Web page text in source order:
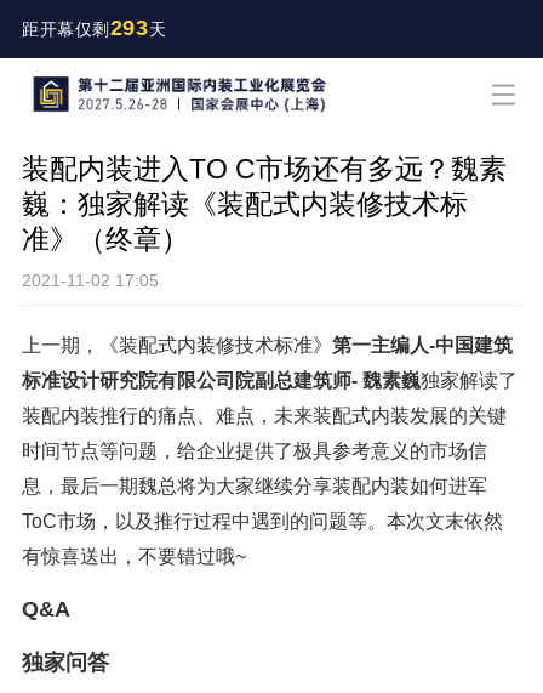
距开幕仅剩 293天
装配内装进入TO C市场还有多远？魏素
巍：独家解读《装配式内装修技术标
准》（终章）
2021-11-02 17:05
上一期，《装配式内装修技术标准》 第一主编人-中国建筑
标准设计研究院有限公司院副总建筑师- 魏素巍独家解读了
装配内装推行的痛点、难点，未来装配式内装发展的关键
时间节点等问题，给企业提供了极具参考意义的市场信
息，最后一期魏总将为大家继续分享装配内装如何进军
ToC市场，以及推行过程中遇到的问题等。本次文末依然
有惊喜送出，不要错过哦~
Q&A
独家问答